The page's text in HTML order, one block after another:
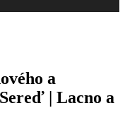
a
| Lacno a